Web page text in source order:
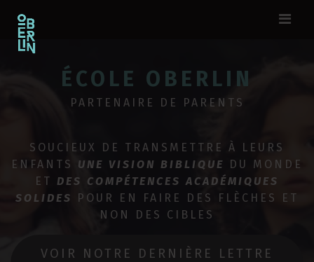
ÉCOLE OBERLIN
PARTENAIRE DE PARENTS
SOUCIEUX DE TRANSMETTRE À LEURS
ENFANTS UNE VISION BIBLIQUE DU MONDE
ET DES COMPÉTENCES ACADÉMIQUES
SOLIDES
POUR EN FAIRE DES FLÈCHES ET
NON DES CIBLES
VOIR NOTRE DERNIÈRE LETTRE